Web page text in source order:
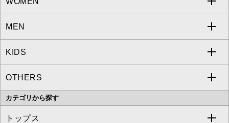
a.v.v
MICHEL KLEIN
MK MICHEL KLEIN
OFUON le MK
MEN
a.v.v
MICHEL KLEIN HOMME
MK MICHEL KLEIN HOMME
KIDS
a.v.v
OTHERS
MK MICHEL KLEIN BAG
カテゴリから探す
トップス